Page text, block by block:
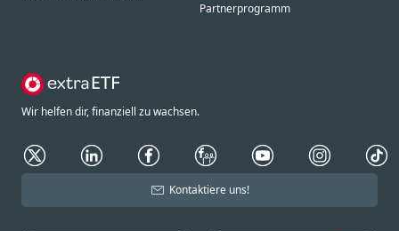
Partnerprogramm
Wir helfen dir, finanziell zu wachsen.
Kontaktiere uns!